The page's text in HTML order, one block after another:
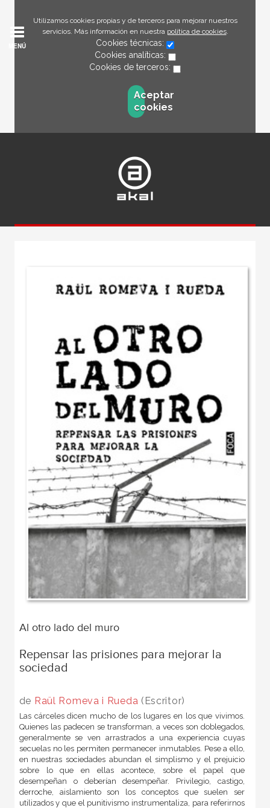
Utilizamos cookies propias y de terceros para mejorar nuestros
servicios. Más información en nuestra política de cookies.
Cookies técnicas:
Cookies analíticas:
Cookies de terceros:
Aceptar
cookies
MENÚ
Al otro lado del muro
Repensar las prisiones para mejorar la
sociedad
de Raül Romeva i Rueda (Escritor)
Las cárceles dicen mucho de los lugares en los que vivimos.
Quienes las padecen se transforman, a veces son doblegados,
generalmente se ven arrastrados a una experiencia cuyas
secuelas no les permiten permanecer inmutables. Pese a ello,
en nuestras sociedades abundan el simplismo y el prejuicio
sobre lo que en ellas acontece, sobre el papel que
desempeñan o deberían desempeñar. Privilegio, castigo,
derroche, aislamiento son los conceptos que suelen ser
utilizados y que el punitivismo instrumentaliza, para referirnos